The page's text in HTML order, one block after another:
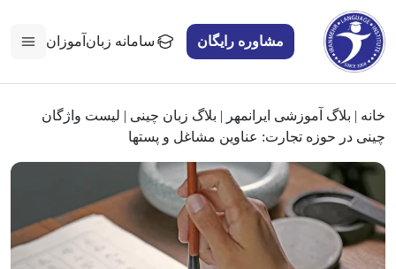
مشاوره رایگان سامانه زبان‌آموزان
خانه | بلاگ آموزشی ایرانمهر | بلاگ زبان چینی | لیست واژگان
چینی در حوزه تجارت: عناوین مشاغل و پست‎ها